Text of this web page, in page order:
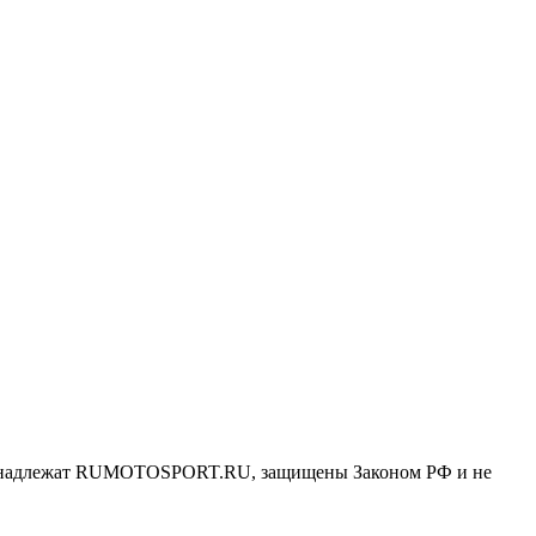
RUMOTOSPORT.RU, защищены Законом РФ и не